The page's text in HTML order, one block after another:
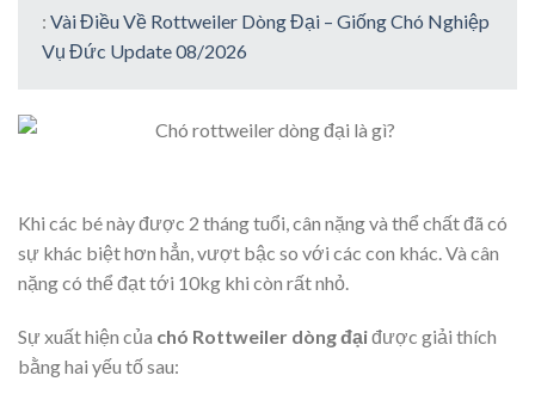
: Vài Điều Về Rottweiler Dòng Đại – Giống Chó Nghiệp
Vụ Đức Update 08/2026
Khi các bé này được 2 tháng tuổi, cân nặng và thể chất đã có
sự khác biệt hơn hẳn, vượt bậc so với các con khác. Và cân
nặng có thể đạt tới 10kg khi còn rất nhỏ.
Sự xuất hiện của chó Rottweiler dòng đạiđược giải thích
bằng hai yếu tố sau: